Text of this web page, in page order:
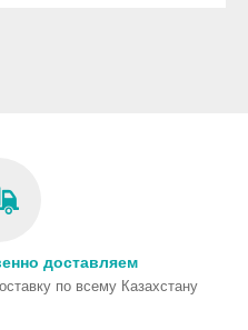
доставляем
по всему Казахстану